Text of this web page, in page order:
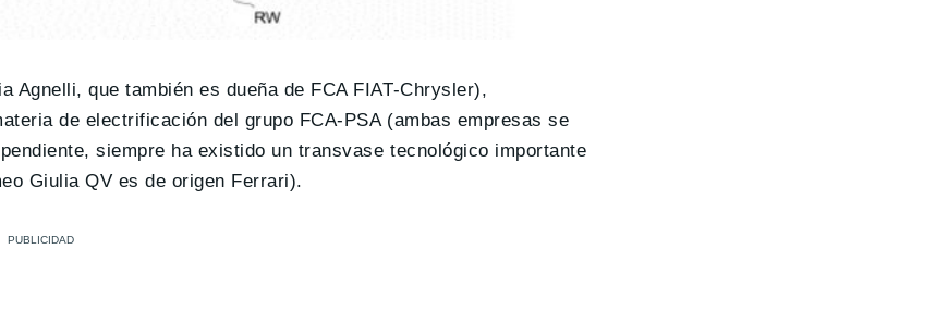
Agnelli, que también es dueña de FCA FIAT-Chrysler),
de electrificación del grupo FCA-PSA (ambas empresas se
siempre ha existido un transvase tecnológico importante
Giulia QV es de origen Ferrari).